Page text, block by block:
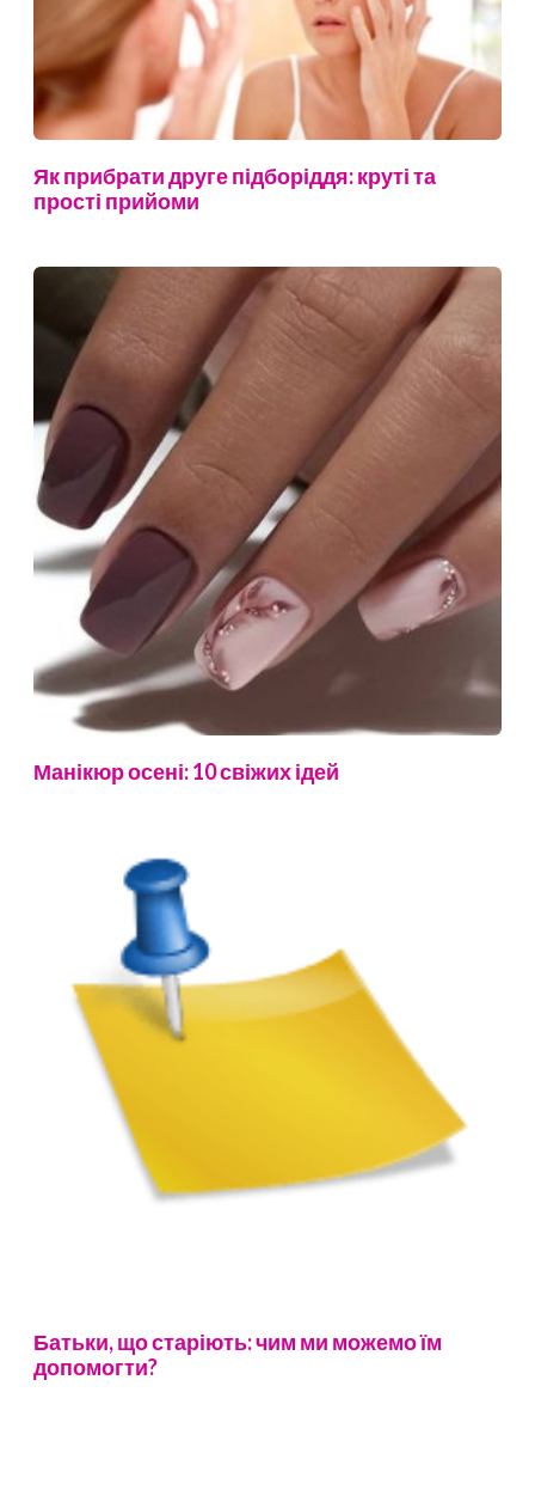
Як прибрати друге підборіддя: круті та
прості прийоми
Манікюр осені: 10 свіжих ідей
Батьки, що старіють: чим ми можемо їм
допомогти?